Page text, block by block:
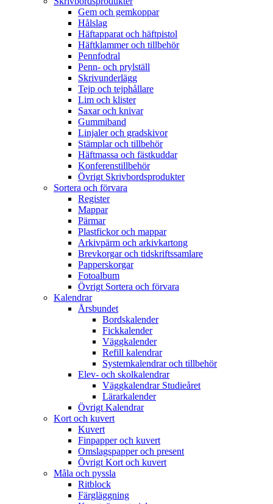
Gem och gemkoppar
Hålslag
Häftapparat och häftpistol
Häftklammer och tillbehör
Pennfodral
Penn- och prylställ
Skrivunderlägg
Tejp och tejphållare
Lim och klister
Saxar och knivar
Gummiband
Linjaler och gradskivor
Stämplar och tillbehör
Häftmassa och fästkuddar
Konferenstillbehör
Övrigt Skrivbordsprodukter
Sortera och förvara
Register
Mappar
Pärmar
Plastfickor och mappar
Arkivpärm och arkivkartong
Brevkorgar och tidskriftssamlare
Papperskorgar
Fotoalbum
Övrigt Sortera och förvara
Kalendrar
Årsbundet
Bordskalender
Fickkalender
Väggkalender
Refill kalendrar
Systemkalendrar och tillbehör
Elev- och skolkalendrar
Väggkalendrar Studieåret
Lärarkalender
Övrigt Kalendrar
Kort och kuvert
Kuvert
Finpapper och kuvert
Omslagspapper och present
Övrigt Kort och kuvert
Måla och pyssla
Ritblock
Färgläggning